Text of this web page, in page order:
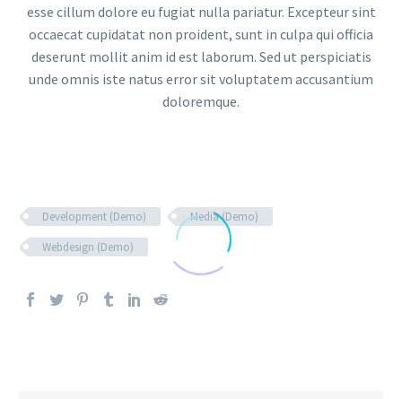
esse cillum dolore eu fugiat nulla pariatur. Excepteur sint
occaecat cupidatat non proident, sunt in culpa qui officia
deserunt mollit anim id est laborum. Sed ut perspiciatis
unde omnis iste natus error sit voluptatem accusantium
doloremque.
Development (Demo)
Media (Demo)
Webdesign (Demo)